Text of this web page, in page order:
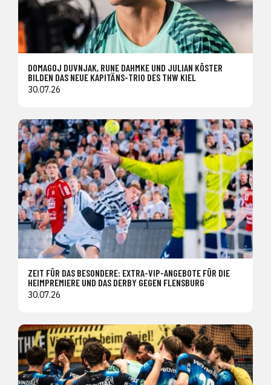
DOMAGOJ DUVNJAK, RUNE DAHMKE UND JULIAN KÖSTER
BILDEN DAS NEUE KAPITÄNS-TRIO DES THW KIEL
30.07.26
ZEIT FÜR DAS BESONDERE: EXTRA-VIP-ANGEBOTE FÜR DIE
HEIMPREMIERE UND DAS DERBY GEGEN FLENSBURG
30.07.26